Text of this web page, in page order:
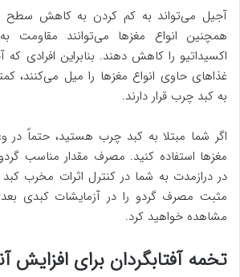
آجیل می‌تواند به کم کردن به کاهش سطح
همچنین انواع مغز‌ها می‌توانند مقاومت
اکسیداتیو را کاهش دهند. بنابراین افرادی
غذاهای حاوی انواع مغزها را میل می‌کنند،
به کبد چرب قرار دارند.
اگر شما مبتلا به کبد چرب هستید، حتماً در
مغز‌ها استفاده کنید. مصرف مقدار مناسب
در درازمدت به شما در کنترل اثرات مخرب
مثبت مصرف گردو را در آزمایشات کبدی
مشاهده خواهید کرد.
تخمه آفتابگردان برای افزایش